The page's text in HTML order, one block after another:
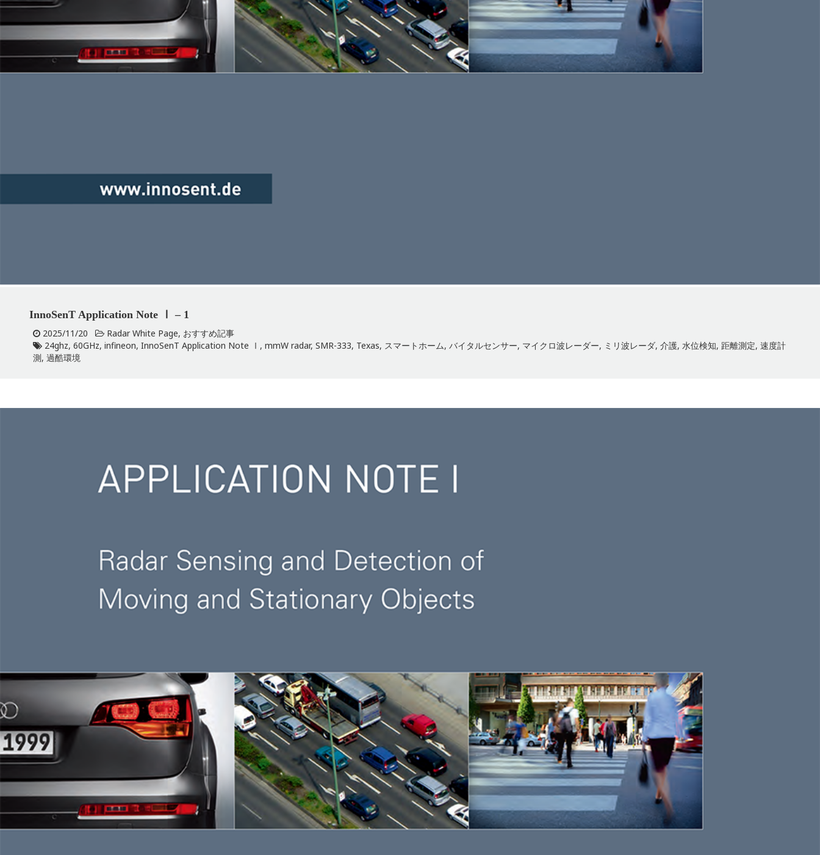
InnoSenT Application Note Ⅰ – 1
2025/11/20 Radar White Page, おすすめ記事
24ghz, 60GHz, infineon, InnoSenT Application Note Ⅰ , mmW radar, SMR-333, Texas, スマートホーム, バイタルセンサー, マイクロ波レーダー, ミリ波レーダ, 介護, 水位検知, 距離測定, 速度計
測, 過酷環境